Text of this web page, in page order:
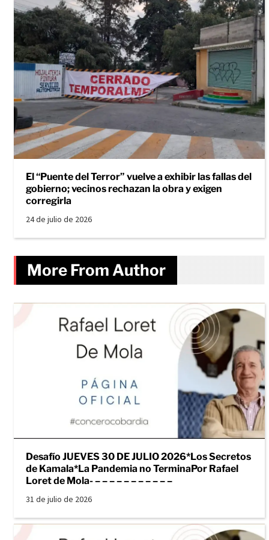
El “Puente del Terror” vuelve a exhibir las fallas del
gobierno; vecinos rechazan la obra y exigen
corregirla
24 de julio de 2026
More From Author
Desafío JUEVES 30 DE JULIO 2026*Los Secretos
de Kamala*La Pandemia no TerminaPor Rafael
Loret de Mola- – – – – – – – – – – –
31 de julio de 2026